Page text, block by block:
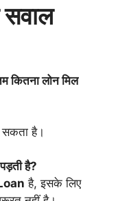
कितना लोन मिल
है।
है?
है, इसके लिए